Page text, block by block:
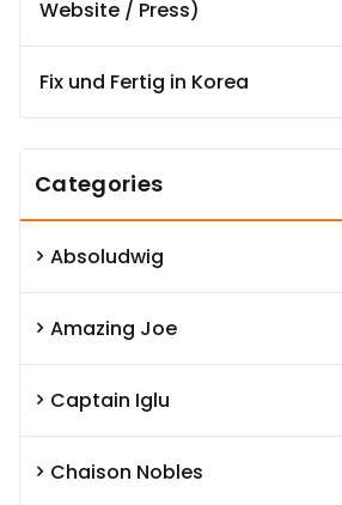
Website / Press)
Fix und Fertig in Korea
Categories
Absoludwig
Amazing Joe
Captain Iglu
Chaison Nobles